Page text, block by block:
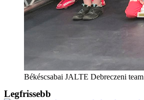
Békéscsabai JALTE Debreczeni team
Legfrissebb